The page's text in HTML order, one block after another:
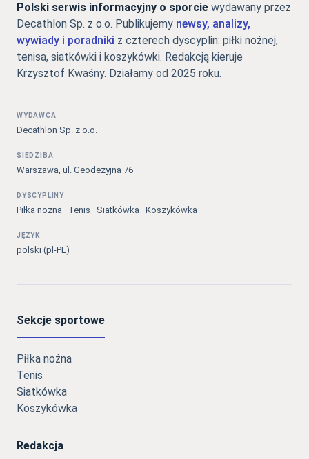
Polski serwis informacyjny o sporcie wydawany przez
Decathlon Sp. z o.o. Publikujemy newsy, analizy,
wywiady i poradniki z czterech dyscyplin: piłki nożnej,
tenisa, siatkówki i koszykówki. Redakcją kieruje
Krzysztof Kwaśny. Działamy od 2025 roku.
WYDAWCA
Decathlon Sp. z o.o.
SIEDZIBA
Warszawa, ul. Geodezyjna 76
DYSCYPLINY
Piłka nożna · Tenis · Siatkówka · Koszykówka
JĘZYK
polski (pl-PL)
Sekcje sportowe
Piłka nożna
Tenis
Siatkówka
Koszykówka
Redakcja